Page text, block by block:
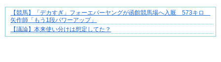
共感必至の“日常修羅場”短編集！
【競馬】「デカすぎ」フォーエバーヤングが函館競馬場へ入厩 573キロ
矢作師「もう1段パワーアップ」
【議論】本来使い分けは想定してた？